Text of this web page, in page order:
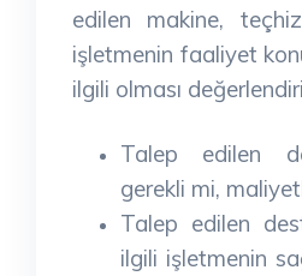
edilen makine,
işletmenin faaliyet
ilgili olması
Talep edilen
gerekli mi,
Talep edilen
ilgili işletmenin